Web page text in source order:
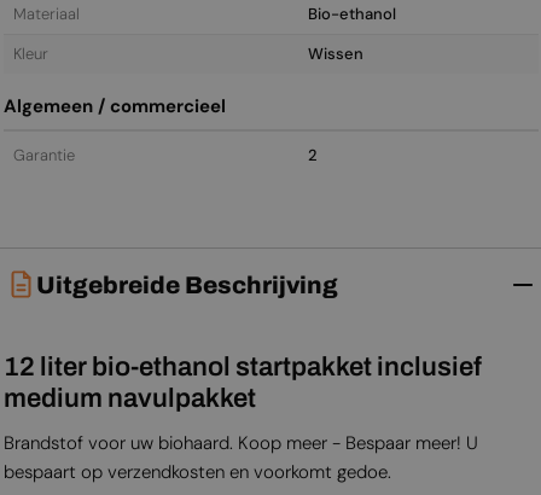
Materiaal
Bio-ethanol
Kleur
Wissen
Algemeen / commercieel
Garantie 2
Uitgebreide Beschrijving
12 liter bio-ethanol startpakket inclusief
medium navulpakket
Brandstof voor uw biohaard. Koop meer - Bespaar meer! U
bespaart op verzendkosten en voorkomt gedoe.